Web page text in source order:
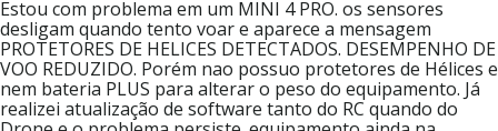
Estou com problema em um MINI 4 PRO. os sensores
desligam quando tento voar e aparece a mensagem
PROTETORES DE HELICES DETECTADOS. DESEMPENHO DE
VOO REDUZIDO. Porém nao possuo protetores de Hélices e
nem bateria PLUS para alterar o peso do equipamento. Já
realizei atualização de software tanto do RC quando do